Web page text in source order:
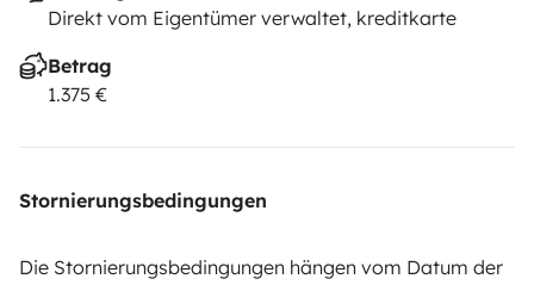
Direkt vom Eigentümer verwaltet, kreditkarte
Betrag
1.375 €
Stornierungsbedingungen
Die Stornierungsbedingungen hängen vom Datum der